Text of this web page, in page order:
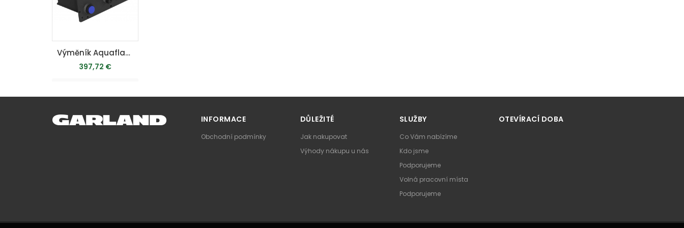
Výměník Aquaflam VARIO 5kW - teplovodní krbová kamna
397,72 €
VYPREDANÉ
INFORMACE
Obchodní podmínky
DŮLEŽITÉ
Jak nakupovat
Výhody nákupu u nás
SLUŽBY
Co Vám nabízíme
Kdo jsme
Podporujeme
Volná pracovní místa
Podporujeme
OTEVÍRACÍ DOBA